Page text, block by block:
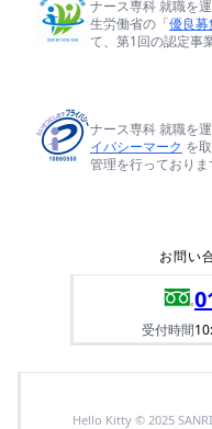
ナース専科 就職を
生労働省の「優良
て、第1回の認定事
ナース専科 就職を
イバシーマーク を
管理を行っておりま
お問い
受付時間
Hello Kitty © 2025